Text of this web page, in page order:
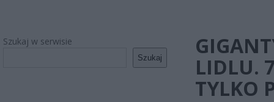
Szukaj w serwisie
Szukaj
LIDLU.
TYLKO